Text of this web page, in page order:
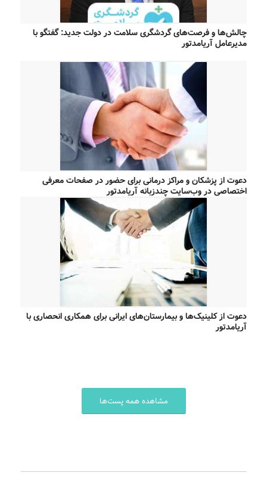
چالش‌ها و فرصت‌های گردشگری سلامت در دولت جدید: گفتگو با
مدیرعامل آریامدتور
دعوت از پزشکان و مراکز درمانی برای حضور در صفحات معرفی
اختصاصی در وب‌سایت چندزبانه آریامدتور
دعوت از کلینیک‌ها و بیمارستان‌های ایرانی برای همکاری انحصاری با
آریامدتور
مشاهده همه پست‌ها